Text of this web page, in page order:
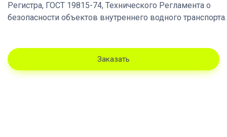
Регистра, ГОСТ 19815-74, Технического Регламента о
безопасности объектов внутреннего водного транспорта.
Заказать